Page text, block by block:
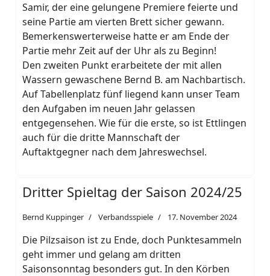
Samir, der eine gelungene Premiere feierte und
seine Partie am vierten Brett sicher gewann.
Bemerkenswerterweise hatte er am Ende der
Partie mehr Zeit auf der Uhr als zu Beginn!
Den zweiten Punkt erarbeitete der mit allen
Wassern gewaschene Bernd B. am Nachbartisch.
Auf Tabellenplatz fünf liegend kann unser Team
den Aufgaben im neuen Jahr gelassen
entgegensehen. Wie für die erste, so ist Ettlingen
auch für die dritte Mannschaft der
Auftaktgegner nach dem Jahreswechsel.
Dritter Spieltag der Saison 2024/25
Bernd Kuppinger Verbandsspiele 17. November 2024
Die Pilzsaison ist zu Ende, doch Punktesammeln
geht immer und gelang am dritten
Saisonsonntag besonders gut. In den Körben